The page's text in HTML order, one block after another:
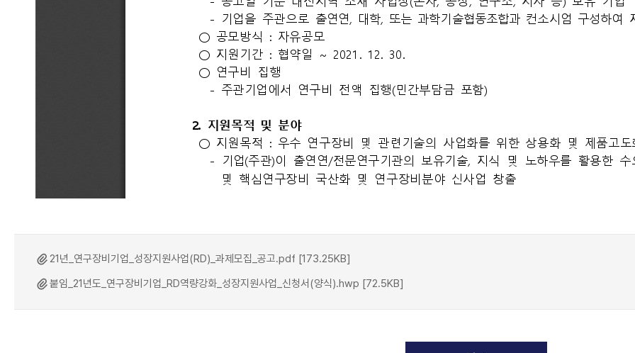
21년_연구장비기업_성장지원사업(RD)_과제모집_공고.pdf [173.25KB]
붙임_21년도_연구장비기업_RD역량강화_성장지원사업_신청서(양식).hwp [72.5KB]